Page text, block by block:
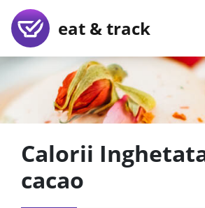
eat & track
Calorii
cacao